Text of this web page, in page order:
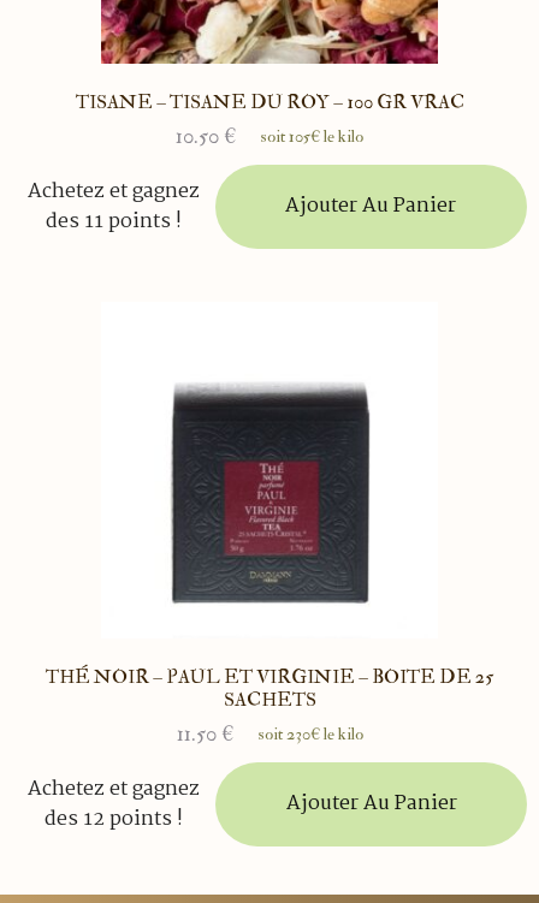
TISANE – TISANE DU ROY – 100 GR VRAC
10.50 € soit 105€ le kilo
Achetez et gagnez
des 11 points !
Ajouter Au Panier
THÉ NOIR – PAUL ET VIRGINIE – BOITE DE 25
SACHETS
11.50 € soit 230€ le kilo
Achetez et gagnez
des 12 points !
Ajouter Au Panier